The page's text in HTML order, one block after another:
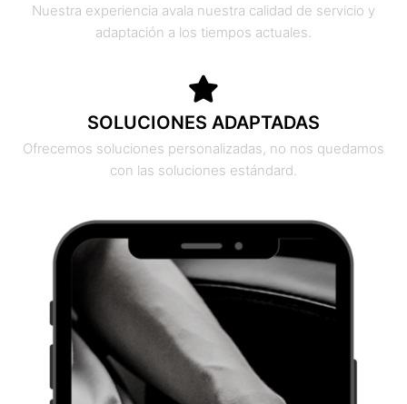
Nuestra experiencia avala nuestra calidad de servicio y
adaptación a los tiempos actuales.
SOLUCIONES ADAPTADAS
Ofrecemos soluciones personalizadas, no nos quedamos
con las soluciones estándard.